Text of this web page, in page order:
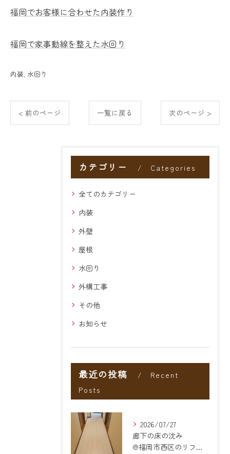
福岡でお客様に合わせた内装作り
福岡で家事動線を整えた水回り
内装 水回り
< 前のページ 一覧に戻る 次のページ >
カテゴリー Categories
全てのカテゴリー
内装
外壁
屋根
水回り
外構工事
その他
お知らせ
最近の投稿
Recent
Posts
2026/07/27
廊下の床の沈み
@福岡市西区のリフォーム